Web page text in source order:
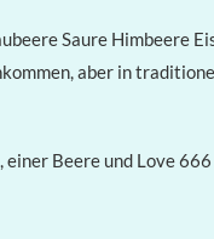
Saure Himbeere
aber in
Beere und Love